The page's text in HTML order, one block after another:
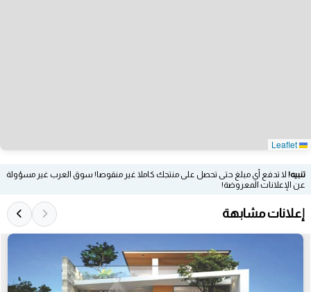
تنبيه! لا تدفع أي مبلغ حتى تحصل على منتجك كاملا غير منقوصا! سوق العرب غير مسؤولة
عن الإعلانات المعروضة!
إعلانات مشابهة